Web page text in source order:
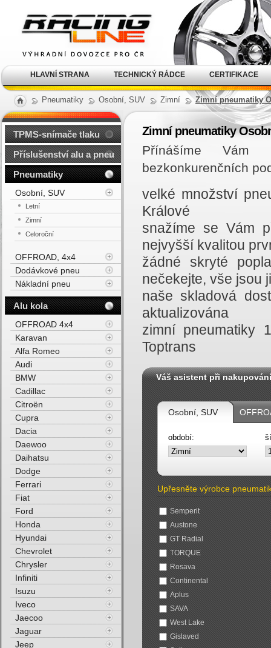
Pneumatiky Osobní, SUV Zimní Zimní pneumatiky
Zimní pneumatiky
Přínášíme Vám
bezkonkurenčních
velké množství
Králové
snažíme se Vám
nejvyšší kvalitou
žádné skryté
nečekejte, vše jsou
naše skladová
aktualizována
zimní pneumatiky
Toptrans
Váš asistent při nakupování
Osobní, SUV
období:
Upřesněte výrobce
Semperit
Austone
GT Radial
TORQUE
Rosava
Continental
Aplus
SAVA
West Lake
Gislaved
TPMS-snímače tlaku
Příslušenství alu a pneu
Pneumatiky
Osobní, SUV
Letní
Zimní
Celoroční
OFFROAD, 4x4
Dodávkové pneu
Nákladní pneu
Alu kola
OFFROAD 4x4
Karavan
Alfa Romeo
Audi
BMW
Cadillac
Citroën
Cupra
Dacia
Daewoo
Daihatsu
Dodge
Ferrari
Fiat
Ford
Honda
Hyundai
Chevrolet
Chrysler
Infiniti
Isuzu
Iveco
Jaecoo
Jaguar
Jeep
kola Racing Line
HLAVNÍ STRANA TECHNICKÝ RÁDCE CERTIFIKACE